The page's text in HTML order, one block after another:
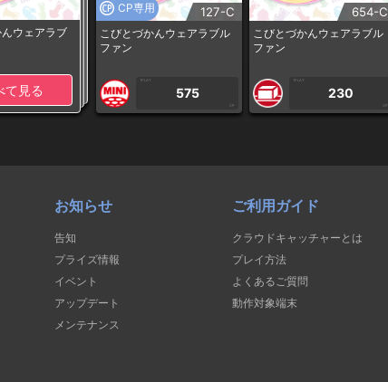
ウェアラブ
て見る
CP専用 127-C
こびとづかんウェアラブル
ファン
1PLAY
575
CP
654-C
こびとづかんウェアラブル
ファン
1PLAY
230
CP
お知らせ
告知
プライズ情報
イベント
アップデート
メンテナンス
ご利用ガイド
クラウドキャッチャーとは
プレイ方法
よくあるご質問
動作対象端末